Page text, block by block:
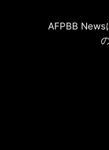
AFPBB News